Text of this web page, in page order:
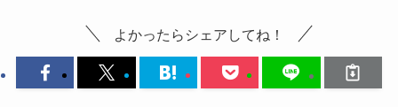
よかったらシェアしてね！